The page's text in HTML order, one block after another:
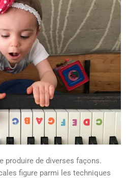
produire de diverses façons.
figure parmi les techniques